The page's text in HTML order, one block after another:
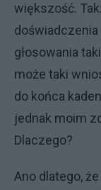
większość.
głosowania
może taki
do końca
jednak moim
Dlaczego?
Ano dlatego,